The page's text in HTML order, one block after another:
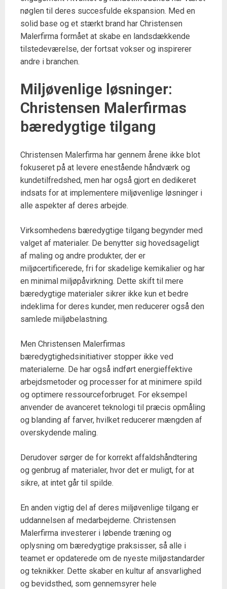
nøglen til deres succesfulde ekspansion. Med en
solid base og et stærkt brand har Christensen
Malerfirma formået at skabe en landsdækkende
tilstedeværelse, der fortsat vokser og inspirerer
andre i branchen.
Miljøvenlige løsninger:
Christensen Malerfirmas
bæredygtige tilgang
Christensen Malerfirma har gennem årene ikke blot
fokuseret på at levere enestående håndværk og
kundetilfredshed, men har også gjort en dedikeret
indsats for at implementere miljøvenlige løsninger i
alle aspekter af deres arbejde.
Virksomhedens bæredygtige tilgang begynder med
valget af materialer. De benytter sig hovedsageligt
af maling og andre produkter, der er
miljøcertificerede, fri for skadelige kemikalier og har
en minimal miljøpåvirkning. Dette skift til mere
bæredygtige materialer sikrer ikke kun et bedre
indeklima for deres kunder, men reducerer også den
samlede miljøbelastning.
Men Christensen Malerfirmas
bæredygtighedsinitiativer stopper ikke ved
materialerne. De har også indført energieffektive
arbejdsmetoder og processer for at minimere spild
og optimere ressourceforbruget. For eksempel
anvender de avanceret teknologi til præcis opmåling
og blanding af farver, hvilket reducerer mængden af
overskydende maling.
Derudover sørger de for korrekt affaldshåndtering
og genbrug af materialer, hvor det er muligt, for at
sikre, at intet går til spilde.
En anden vigtig del af deres miljøvenlige tilgang er
uddannelsen af medarbejderne. Christensen
Malerfirma investerer i løbende træning og
oplysning om bæredygtige praksisser, så alle i
teamet er opdaterede om de nyeste miljøstandarder
og teknikker. Dette skaber en kultur af ansvarlighed
og bevidsthed, som gennemsyrer hele